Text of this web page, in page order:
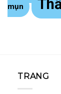
mụn
TRANG